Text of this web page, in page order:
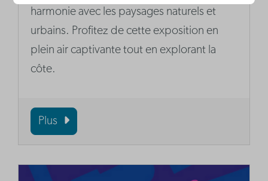
harmonie avec les paysages naturels et
urbains. Profitez de cette exposition en
plein air captivante tout en explorant la
côte.
Plus